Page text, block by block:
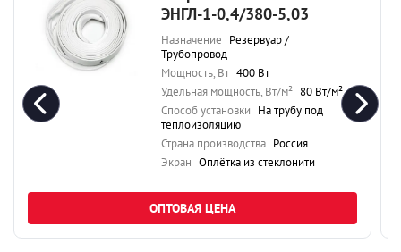
ЭНГЛ-1-0,4/380-5,03
Назначение Резервуар /
Трубопровод
Мощность, Вт 400 Вт
Удельная мощность, Вт/м² 80 Вт/м²
Способ установки На трубу под
теплоизоляцию
Страна производства Россия
Экран Оплётка из стеклонити
ОПТОВАЯ ЦЕНА